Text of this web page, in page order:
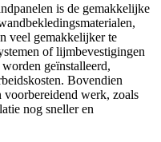
is de gemakkelijke
veel gemakkelijker te
of lijmbevestigingen
geïnstalleerd,
Bovendien
voorbereidend werk, zoals
nog sneller en